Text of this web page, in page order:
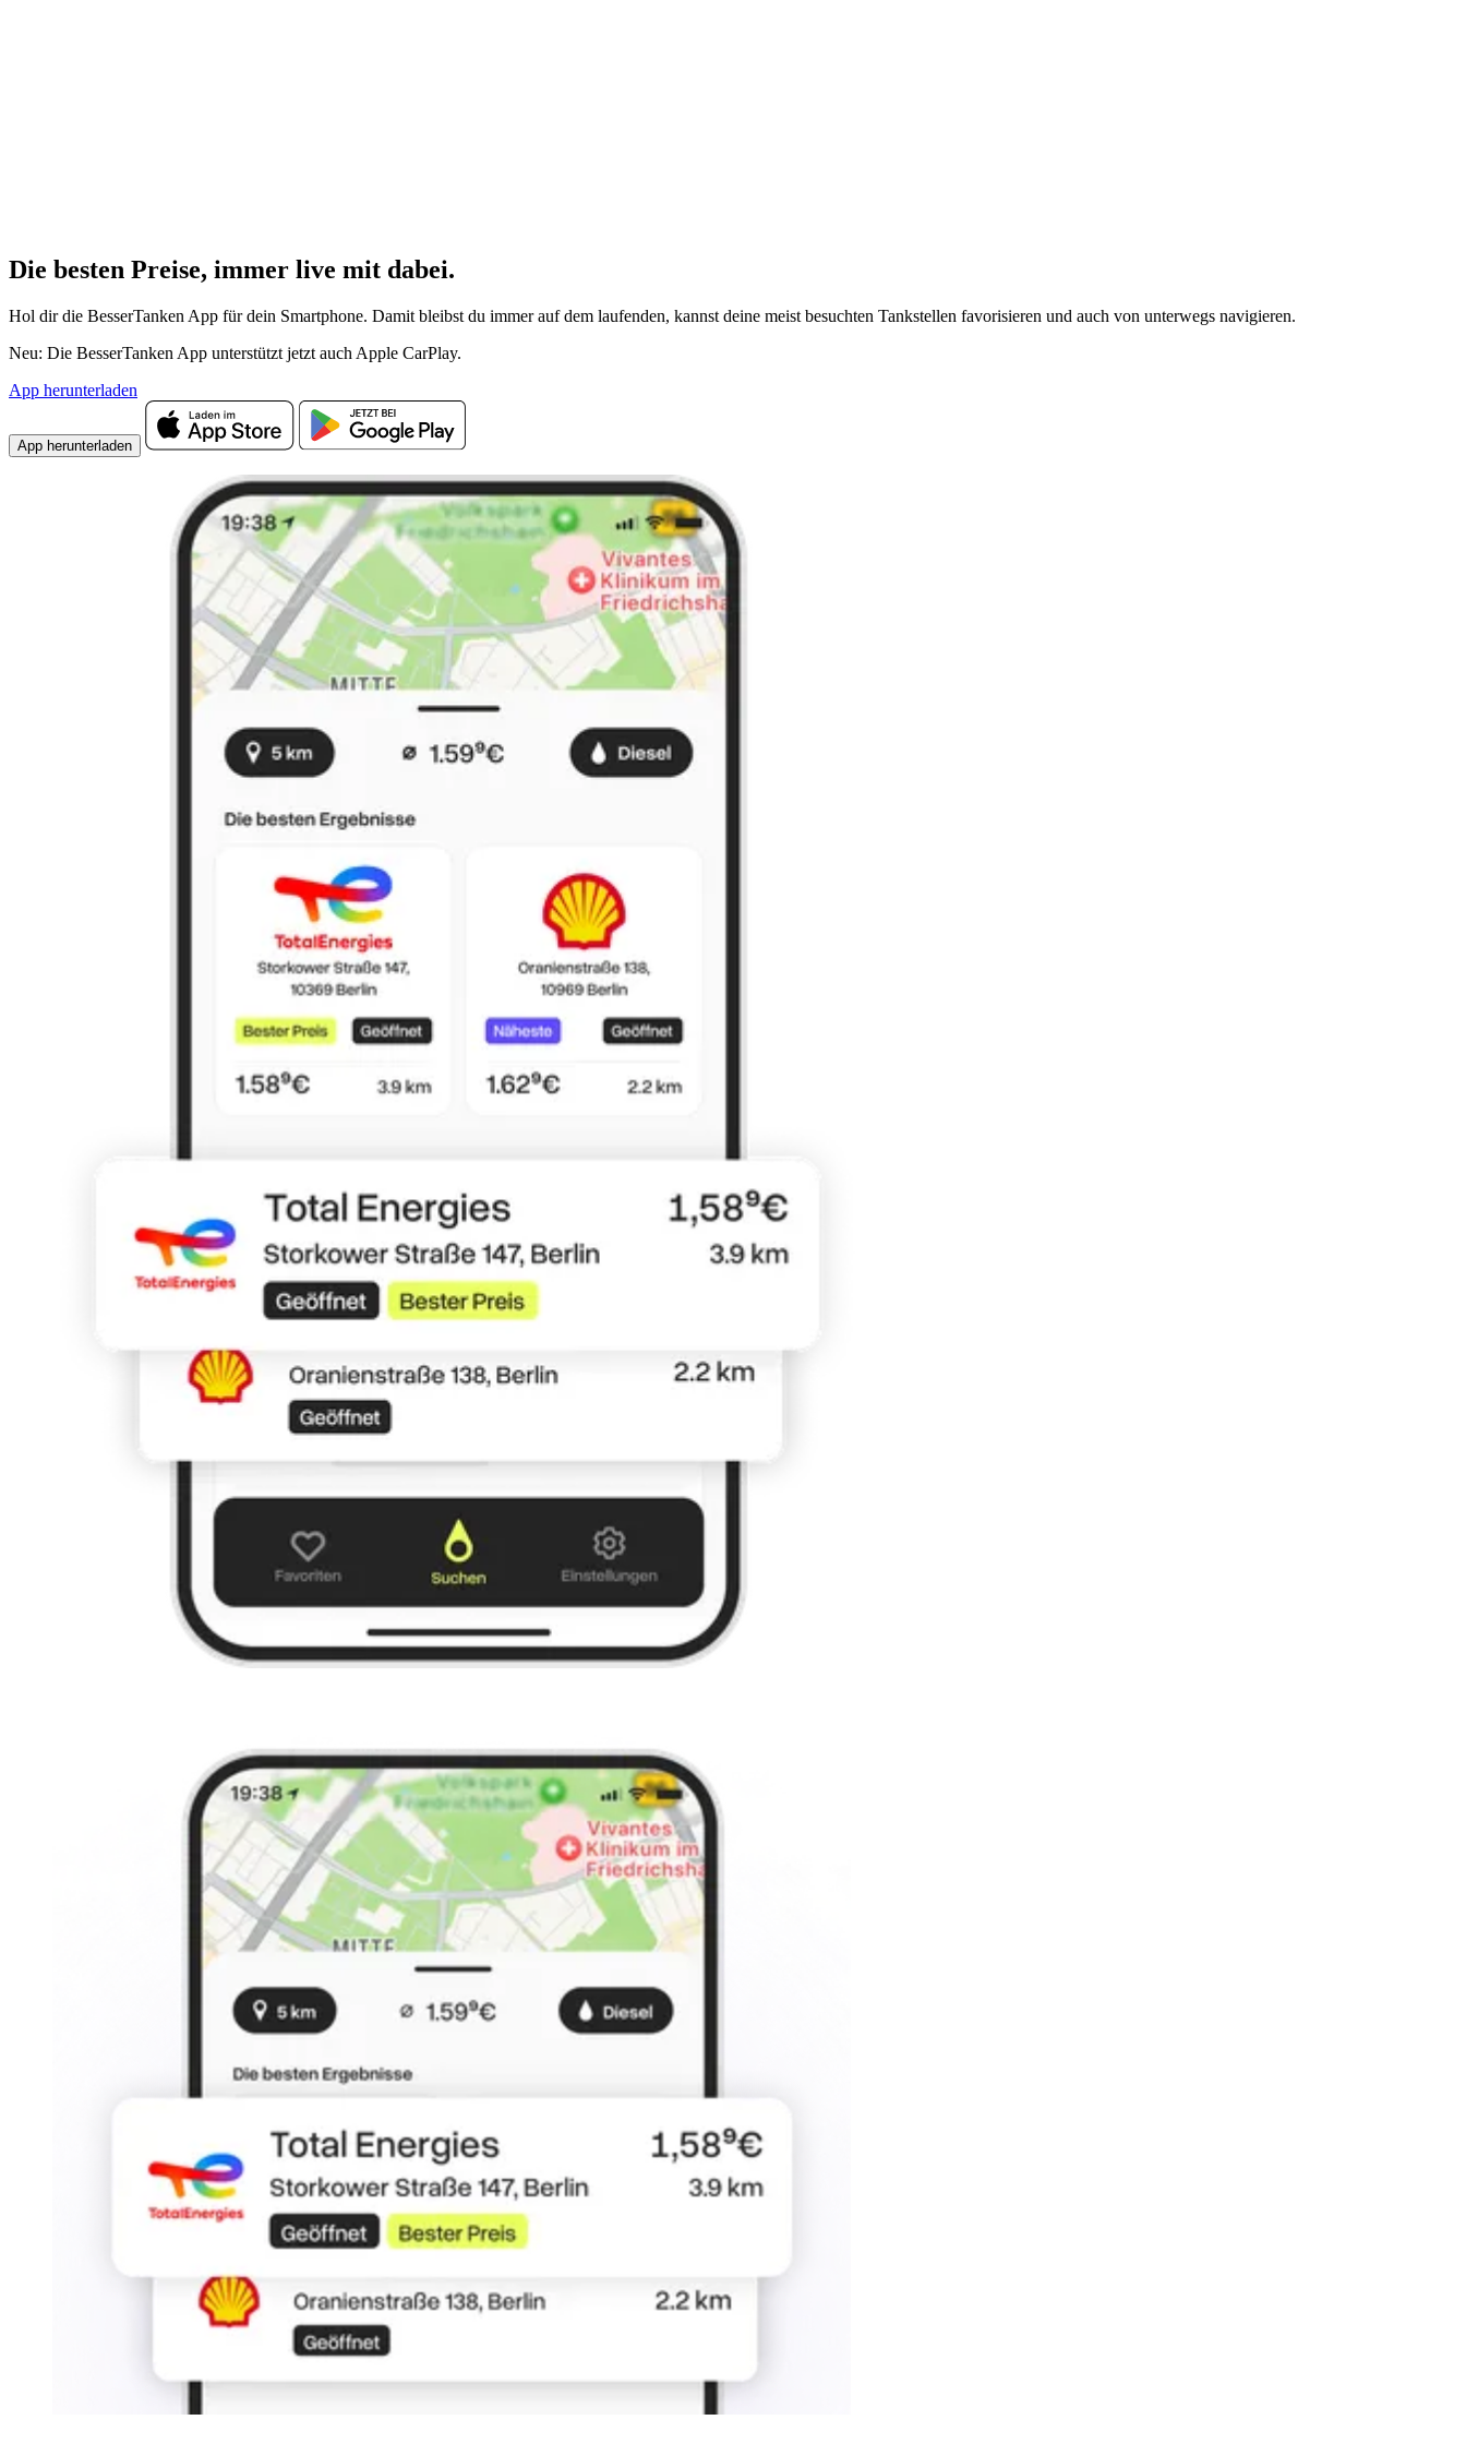
Die besten Preise, immer live mit dabei.
Hol dir die BesserTanken App für dein Smartphone. Damit bleibst du immer auf dem laufenden, kannst deine meist besuchten Tankstellen favorisieren und auch von unterwegs navigieren.
Neu: Die BesserTanken App unterstützt jetzt auch Apple CarPlay.
App herunterladen
App herunterladen